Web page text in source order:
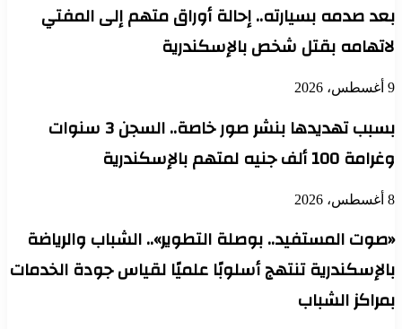
بعد صدمه بسيارته.. إحالة أوراق متهم إلى المفتي
لاتهامه بقتل شخص بالإسكندرية
9 أغسطس، 2026
بسبب تهديدها بنشر صور خاصة.. السجن 3 سنوات
وغرامة 100 ألف جنيه لمتهم بالإسكندرية
8 أغسطس، 2026
«صوت المستفيد.. بوصلة التطوير».. الشباب والرياضة
بالإسكندرية تنتهج أسلوبًا علميًا لقياس جودة الخدمات
بمراكز الشباب